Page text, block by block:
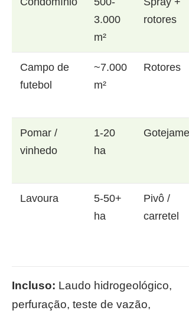
3.000
m²
rotores
Campo de
futebol
~7.000
m²
Rotores
Pomar /
vinhedo
1-20
ha
Lavoura
5-50+
ha
Pivô /
carretel
Incluso: Laudo hidrogeológico,
perfuração, teste de vazão,